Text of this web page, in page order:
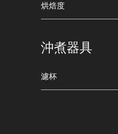
烘焙度
沖煮器具
濾杯